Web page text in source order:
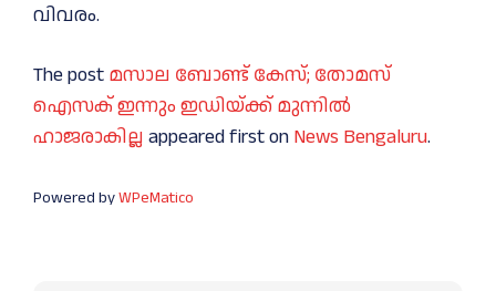
വിവരം.
The post മസാല ബോണ്ട് കേസ്; തോമസ്
ഐസക് ഇന്നും ഇഡിയ്ക്ക് മുന്നില്‍
ഹാജരാകില്ല appeared first on News Bengaluru.
Powered byWPeMatico